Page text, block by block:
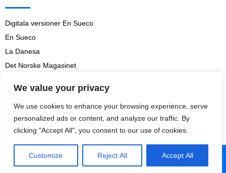
We value your privacy
We use cookies to enhance your browsing experience, serve
personalized ads or content, and analyze our traffic. By
clicking "Accept All", you consent to our use of cookies.
Customize Reject All Accept All
Digitala versioner En Sueco
En Sueco
La Danesa
Det Norske Magasinet
Aviso legal
Prenumerationsvillkor
© 2009- En Sueco– Norrbom Marketing.
Designed and developed byyummp.